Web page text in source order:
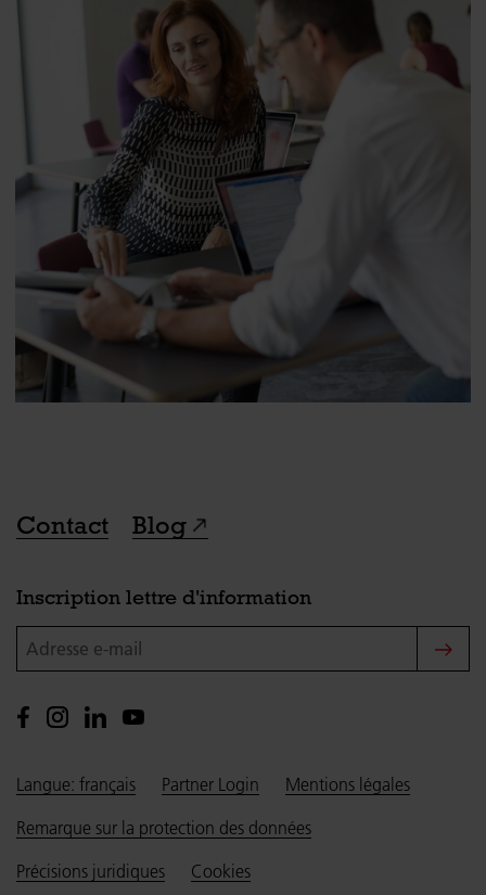
Contact Blog
Inscription lettre d'information
Adresse e-mail
Langue: français Partner Login
Mentions légales
Remarque sur la protection des données
Précisions juridiques
Cookies